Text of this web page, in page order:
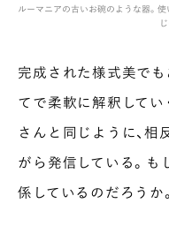
ルーマニアの古いお碗のような器。
完成された様式美で
てで柔軟に解釈してい
さんと同じように、
がら発信している。も
係しているのだろうか。